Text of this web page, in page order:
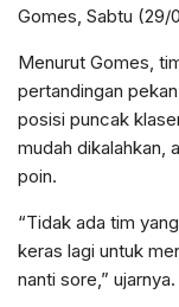
Gomes, Sabtu (29/
Menurut Gomes,
pertandingan
posisi puncak
mudah dikalahkan,
poin.
“Tidak ada tim
keras lagi untuk
nanti sore,” ujarnya.